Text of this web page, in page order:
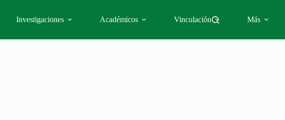
Investigaciones Académicos Vinculación Más